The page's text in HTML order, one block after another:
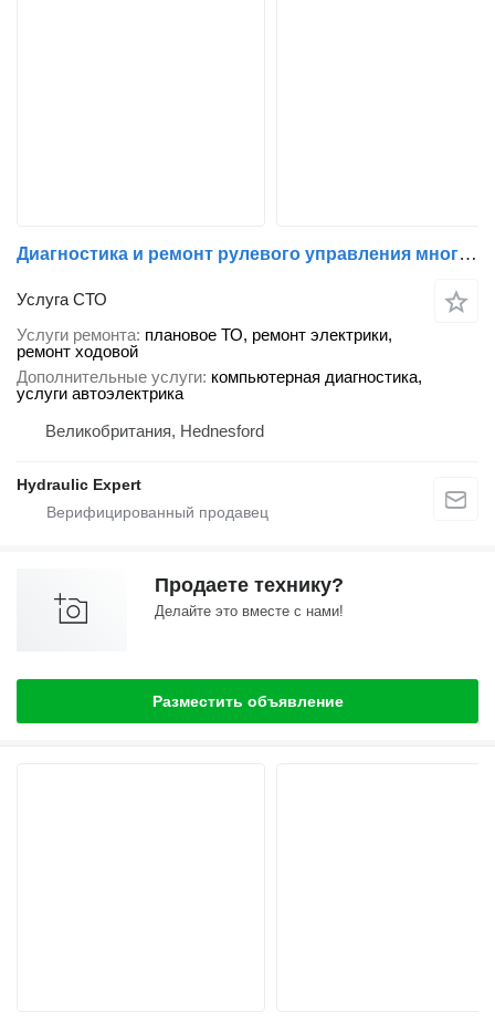
Диагностика и ремонт рулевого управления многоосными автомобилями - EMAS | EHZ | TRW | VSE | EHLA
Услуга СТО
Услуги ремонта плановое ТО, ремонт электрики,
ремонт ходовой
Дополнительные услуги компьютерная диагностика,
услуги автоэлектрика
Великобритания, Hednesford
Hydraulic Expert
Продаете технику?
Делайте это вместе с нами!
Разместить объявление